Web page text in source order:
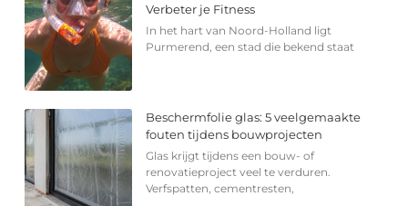
Verbeter je Fitness
In het hart van Noord-Holland ligt
Purmerend, een stad die bekend staat
Beschermfolie glas: 5 veelgemaakte
fouten tijdens bouwprojecten
Glas krijgt tijdens een bouw- of
renovatieproject veel te verduren.
Verfspatten, cementresten,